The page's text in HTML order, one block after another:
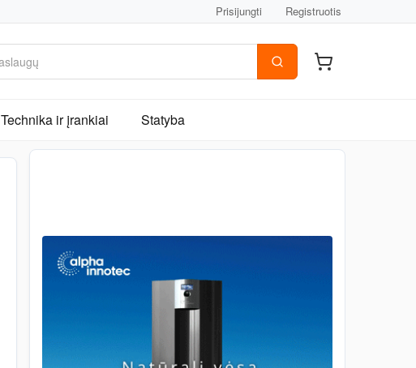
Prisijungti Registruotis
Technika ir įrankiai Statyba